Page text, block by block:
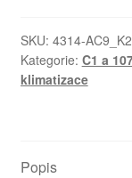
Citroën
Peugeot
55900-
SKU: 4314-
Kategorie: C1 a
klimatizace
Popis